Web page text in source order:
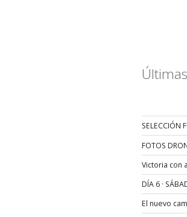
SELECCIÓN
FOTOS
Victoria con
DÍA 6 ·
El nuevo